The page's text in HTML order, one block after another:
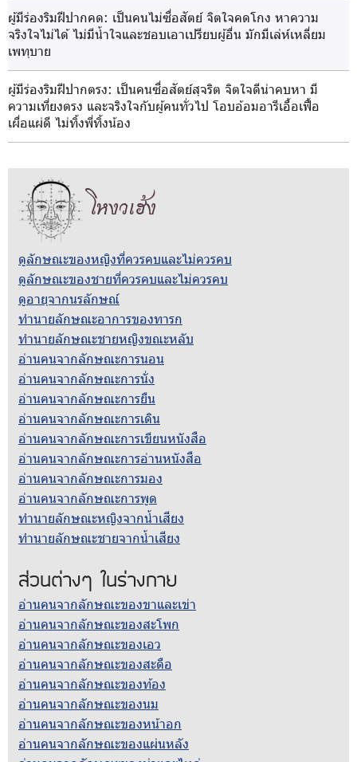
ผู้มีร่องริมฝีปากคด: เป็นคนไม่ซื่อสัตย์ จิตใจคดโกง หาความ
จริงใจไม่ได้ ไม่มีน้ำใจและชอบเอาเปรียบผู้อื่น มักมีเล่ห์เหลี่ยม
เพทุบาย
ผู้มีร่องริมฝีปากตรง: เป็นคนซื่อสัตย์สุจริต จิตใจดีน่าคบหา มี
ความเที่ยงตรง และจริงใจกับผู้คนทั่วไป โอบอ้อมอารีเอื้อเฟื้อ
เผื่อแผ่ดี ไม่ทิ้งพี่ทิ้งน้อง
โหงวเฮ้ง
ดูลักษณะของหญิงที่ควรคบและไม่ควรคบ
ดูลักษณะของชายที่ควรคบและไม่ควรคบ
ดูอายุจากนรลักษณ์
ทำนายลักษณะอาการของทารก
ทำนายลักษณะชายหญิงขณะหลับ
อ่านคนจากลักษณะการนอน
อ่านคนจากลักษณะการนั่ง
อ่านคนจากลักษณะการยืน
อ่านคนจากลักษณะการเดิน
อ่านคนจากลักษณะการเขียนหนังสือ
อ่านคนจากลักษณะการอ่านหนังสือ
อ่านคนจากลักษณะการมอง
อ่านคนจากลักษณะการพูด
ทำนายลักษณะหญิงจากน้ำเสียง
ทำนายลักษณะชายจากน้ำเสียง
ส่วนต่างๆ ในร่างกาย
อ่านคนจากลักษณะของขาและเข่า
อ่านคนจากลักษณะของสะโพก
อ่านคนจากลักษณะของเอว
อ่านคนจากลักษณะของสะดือ
อ่านคนจากลักษณะของท้อง
อ่านคนจากลักษณะของนม
อ่านคนจากลักษณะของหน้าอก
อ่านคนจากลักษณะของแผ่นหลัง